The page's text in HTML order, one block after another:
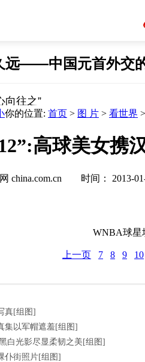
你的位置: 首页 > 图 片 > 看世界
高球美女携
网 china.com.cn 时间：
WNBA球星
上一页 7 8 9 10
真[组图]
集以军帽遮羞[组图]
白光影尽显柔韧之美[组图]
仆街照片[组图]